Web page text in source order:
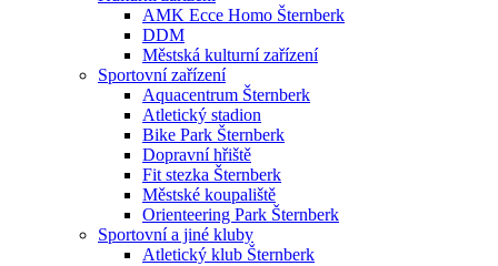
AMK Ecce Homo Šternberk
DDM
Městská kulturní zařízení
Sportovní zařízení
Aquacentrum Šternberk
Atletický stadion
Bike Park Šternberk
Dopravní hřiště
Fit stezka Šternberk
Městské koupaliště
Orienteering Park Šternberk
Sportovní a jiné kluby
Atletický klub Šternberk